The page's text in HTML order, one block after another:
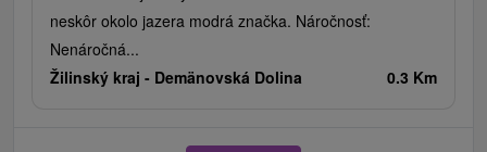
neskôr okolo jazera modrá značka. Náročnosť:
Nenáročná...
Žilinský kraj - Demänovská Dolina 0.3 Km